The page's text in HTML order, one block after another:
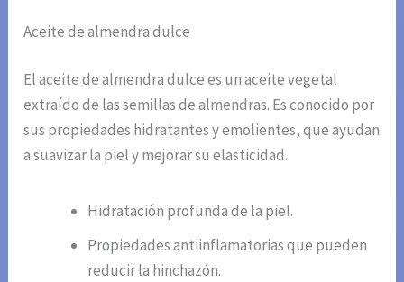
Aceite de almendra dulce
El aceite de almendra dulce es un aceite vegetal
extraído de las semillas de almendras. Es conocido por
sus propiedades hidratantes y emolientes, que ayudan
a suavizar la piel y mejorar su elasticidad.
Hidratación profunda de la piel.
Propiedades antiinflamatorias que pueden
reducir la hinchazón.